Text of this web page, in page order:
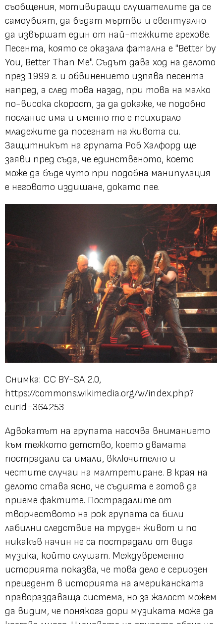
съобщения, мотивиращи слушателите да се
самоубият, да бъдат мъртви и евентуално
да извършат един от най-тежките грехове.
Песента, която се оказала фатална е "Better by
You, Better Than Me". Съдът дава ход на делото
през 1999 г. и обвинението изпява песента
напред, а след това назад, при това на малко
по-висока скорост, за да докаже, че подобно
послание има и именно то е психирало
младежите да посегнат на живота си.
Защитникът на групата Роб Халфорд ще
заяви пред съда, че единственото, което
може да бъде чуто при подобна манипулация
е неговото издишане, докато пее.
Снимка: CC BY-SA 2.0,
https://commons.wikimedia.org/w/index.php?
curid=364253
Адвокатът на групата насочва вниманието
към тежкото детство, което двамата
пострадали са имали, включително и
честите случаи на малтретиране. В края на
делото става ясно, че съдията е готов да
приеме фактите. Пострадалите от
творчеството на рок групата са били
лабилни следствие на труден живот и по
никакъв начин не са пострадали от вида
музика, който слушат. Междувременно
историята показва, че това дело е сериозен
прецедент в историята на американската
правораздаваща система, но за жалост можем
да видим, че понякога дори музиката може да